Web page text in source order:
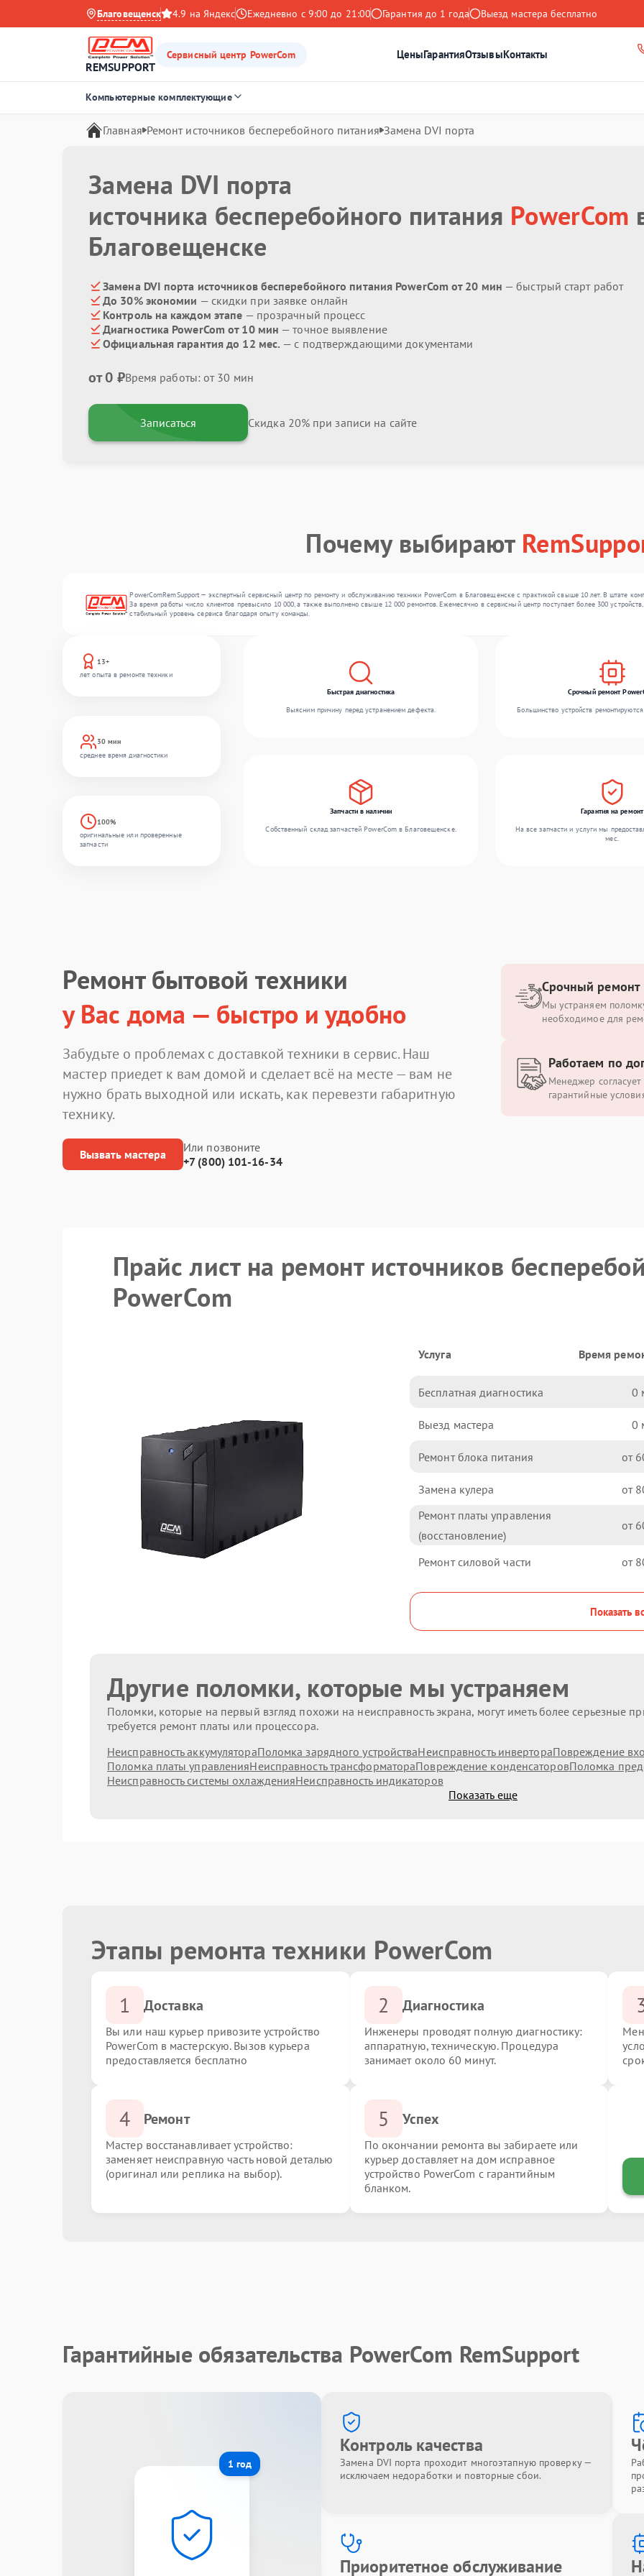
Благовещенск 4.9 на Яндекс Ежедневно с 9:00 до 21:00 Гарантия до 1 года Выезд мастера бесплатно
REMSUPPORT
Сервисный центр PowerCom ЦеныГарантияОтзывыКонтакты
Компьютерные комплектующие
Главная Ремонт источников бесперебойного питания Замена DVI порта
Замена DVI порта
источника бесперебойного питания PowerCom
Благовещенске
Замена DVI порта источников бесперебойного питания PowerCom от 20 мин — быстрый старт работ
До 30% экономии — скидки при заявке онлайн
Контроль на каждом этапе — прозрачный процесс
Диагностика PowerCom от 10 мин — точное выявление
Официальная гарантия до 12 мес. — с подтверждающими документами
от 0 ₽Время работы: от 30 мин
Записаться Скидка 20% при записи на сайте
Почему выбирают
PowerComRemSupport — экспертный сервисный центр по ремонту и обслуживанию техники PowerCom в Благовещенске с практикой свыше 10 лет. В штате
За время работы число клиентов превысило 10 000, а также выполнено свыше 12 000 ремонтов. Ежемесячно в сервисный центр поступает более 300
стабильный уровень сервиса благодаря опыту команды.
13+
лет опыта в ремонте техники
30 мин
среднее время диагностики
100%
оригинальные или проверенные
запчасти
Быстрая диагностика
Выясним причину перед устранением дефекта.
Срочный ремонт
Большинство устройств
Запчасти в наличии
Собственный склад запчастей PowerCom в Благовещенске.
Гарантия на ремонт
На все запчасти и услуги мы
мес.
Ремонт бытовой техники
у Вас дома — быстро и удобно
Забудьте о проблемах с доставкой техники в сервис. Наш
мастер приедет к вам домой и сделает всё на месте — вам не
нужно брать выходной или искать, как перевезти габаритную
технику.
Вызвать мастера
Или позвоните
+7 (800) 101-16-34
Срочный ремонт
Мы устраняем
необходимое для
Работаем по
Менеджер
гарантийные
Прайс лист на ремонт источников
PowerCom
Услуга Время
Бесплатная диагностика 0
Выезд мастера 0
Ремонт блока питания
Замена кулера
Ремонт платы управления
(восстановление)
Ремонт силовой части
Показать
Другие поломки, которые мы устраняем
Поломки, которые на первый взгляд похожи на неисправность экрана, могут иметь более серьезные
требуется ремонт платы или процессора.
Неисправность аккумулятораПоломка зарядного устройстваНеисправность инвертораПовреждение
Поломка платы управленияНеисправность трансформатораПовреждение конденсаторовПоломка
Неисправность системы охлажденияНеисправность индикаторов
Показать еще
Этапы ремонта техники PowerCom
1 Доставка
Вы или наш курьер привозите устройство
PowerCom в мастерскую. Вызов курьера
предоставляется бесплатно
2 Диагностика
Инженеры проводят полную диагностику:
аппаратную, техническую. Процедура
занимает около 60 минут.
4 Ремонт
Мастер восстанавливает устройство:
заменяет неисправную часть новой деталью
(оригинал или реплика на выбор).
5 Успех
По окончании ремонта вы забираете или
курьер доставляет на дом исправное
устройство PowerCom с гарантийным
бланком.
Гарантийные обязательства PowerCom RemSupport
1 год
Контроль качества
Замена DVI порта проходит многоэтапную проверку —
исключаем недоработки и повторные сбои.
Приоритетное обслуживание